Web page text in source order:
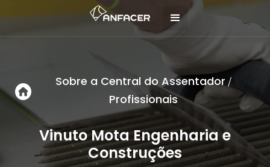
Sobre a Central do Assentador /
Profissionais
Vinuto Mota Engenharia e
Construções